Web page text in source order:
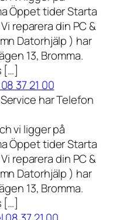
Öppet tider Starta
reparera din PC &
Datorhjälp ) har
13, Bromma.
[…]
37 21 00
har Telefon
vi ligger på
Öppet tider Starta
reparera din PC &
Datorhjälp ) har
13, Bromma.
[…]